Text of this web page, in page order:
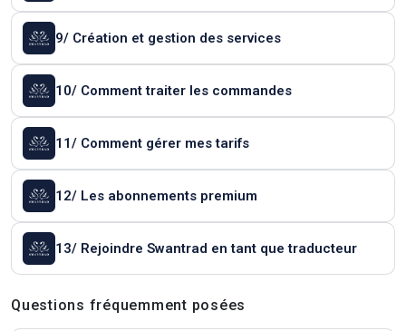
9/ Création et gestion des services
10/ Comment traiter les commandes
11/ Comment gérer mes tarifs
12/ Les abonnements premium
13/ Rejoindre Swantrad en tant que traducteur
Questions et réponses
Questions fréquemment posées